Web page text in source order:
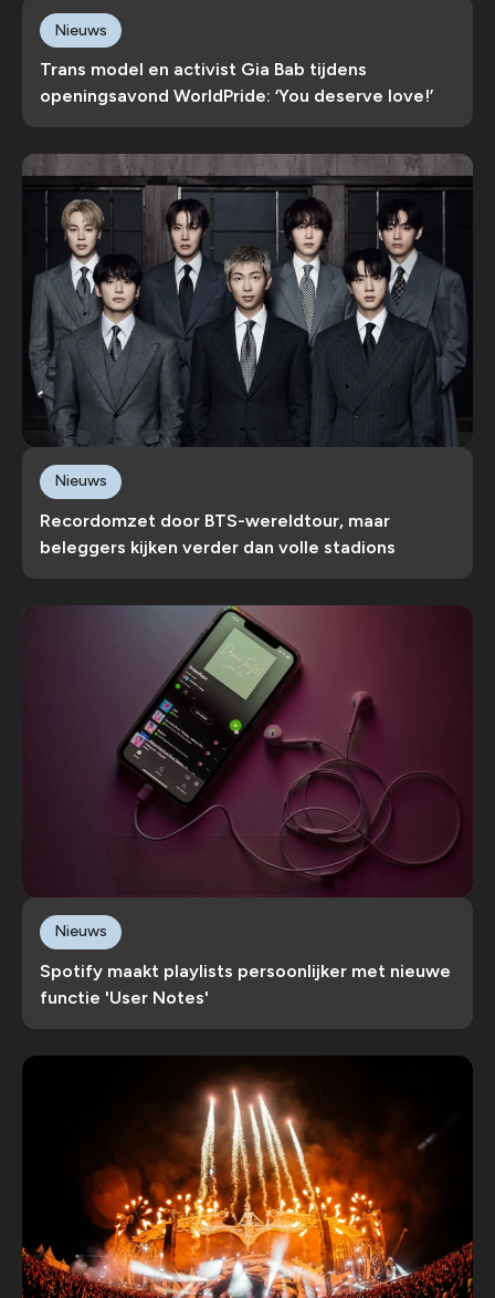
Trans model en activist Gia Bab tijdens
openingsavond WorldPride: ‘You deserve love!’
Nieuws
Recordomzet door BTS-wereldtour, maar
beleggers kijken verder dan volle stadions
Nieuws
Spotify maakt playlists persoonlijker met nieuwe
functie 'User Notes'
Nieuws